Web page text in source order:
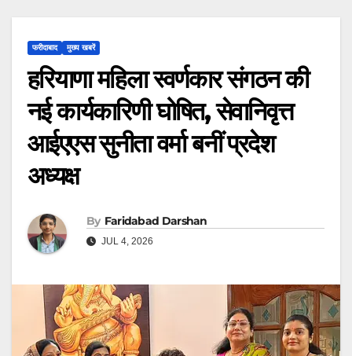
फरीदाबाद मुख्य खबरें
हरियाणा महिला स्वर्णकार संगठन की
नई कार्यकारिणी घोषित, सेवानिवृत्त
आईएएस सुनीता वर्मा बनीं प्रदेश
अध्यक्ष
By Faridabad Darshan
JUL 4, 2026